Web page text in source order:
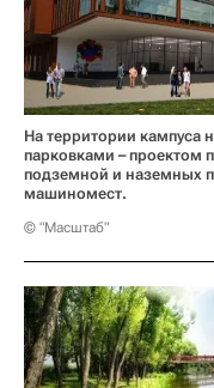
На территории кампуса
парковками – проектом
подземной и наземных
машиномест.
© "Масштаб"